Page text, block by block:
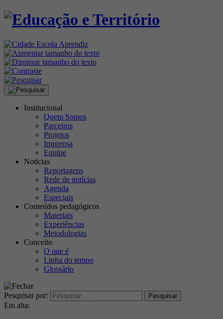
Institucional
Quem Somos
Parceiros
Projetos
Imprensa
Equipe
Notícias
Reportagens
Rede de notícias
Agenda
Especiais
Conteúdos pedagógicos
Materiais
Experiências
Metodologias
Conceito
O que é
Linha do tempo
Glossário
Pesquisar por:
Em alta: